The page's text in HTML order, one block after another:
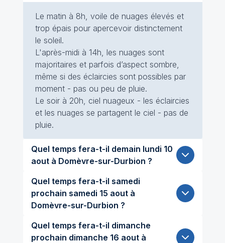
Le matin à 8h, voile de nuages élevés et
trop épais pour apercevoir distinctement
le soleil.
L'après-midi à 14h, les nuages sont
majoritaires et parfois d’aspect sombre,
même si des éclaircies sont possibles par
moment - pas ou peu de pluie.
Le soir à 20h, ciel nuageux - les éclaircies
et les nuages se partagent le ciel - pas de
pluie.
Quel temps fera-t-il demain lundi 10
aout à Domèvre-sur-Durbion ?
Quel temps fera-t-il samedi
prochain samedi 15 aout à
Domèvre-sur-Durbion ?
Quel temps fera-t-il dimanche
prochain dimanche 16 aout à